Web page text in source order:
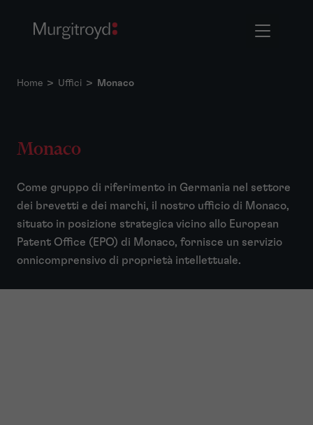
Home > Uffici > Monaco
Monaco
Come gruppo di riferimento in Germania nel settore
dei brevetti e dei marchi, il nostro ufficio di Monaco,
situato in posizione strategica vicino allo European
Patent Office (EPO) di Monaco, fornisce un servizio
onnicomprensivo di proprietà intellettuale.